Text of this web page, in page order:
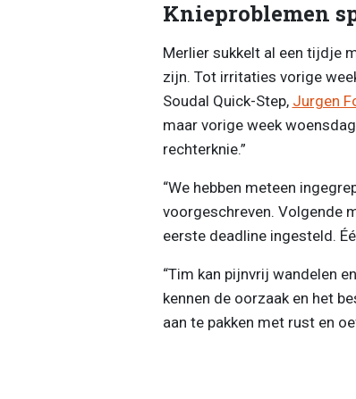
Knieproblemen
Merlier sukkelt al een tijdje
zijn. Tot irritaties vorige
Soudal Quick-Step, Jurgen
maar vorige week
rechterknie.”
“We hebben meteen
voorgeschreven. Volgende
eerste deadline ingesteld.
“Tim kan pijnvrij wandelen
kennen de oorzaak en het
aan te pakken met rust en